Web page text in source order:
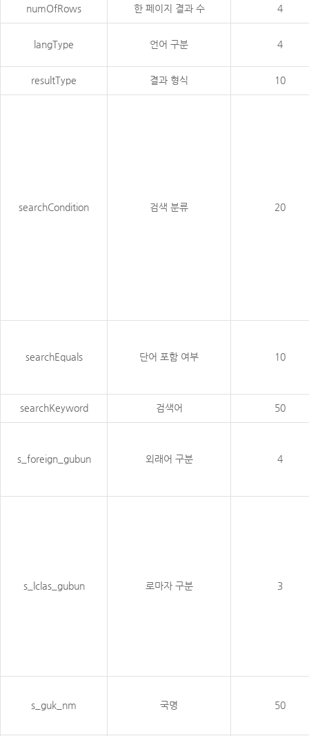
numOfRows 한 페이지 결과 수 4
langType 언어 구분 4
resultType 결과 형식 10
searchCondition 검색 분류 20
searchEquals 단어 포함 여부 10
searchKeyword 검색어 50
s_foreign_gubun 외래어 구분 4
s_lclas_gubun 로마자 구분 3
s_guk_nm 국명 50